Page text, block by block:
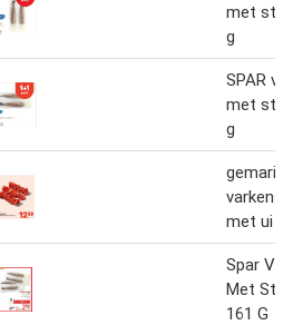
met
g
SPAR
met
g
met ui
Spar
Met
161 G